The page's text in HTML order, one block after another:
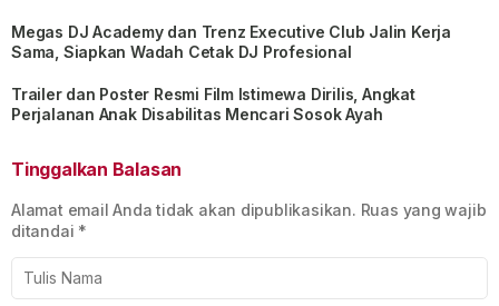
Megas DJ Academy dan Trenz Executive Club Jalin Kerja
Sama, Siapkan Wadah Cetak DJ Profesional
Trailer dan Poster Resmi Film Istimewa Dirilis, Angkat
Perjalanan Anak Disabilitas Mencari Sosok Ayah
Tinggalkan Balasan
Alamat email Anda tidak akan dipublikasikan. Ruas yang wajib
ditandai *